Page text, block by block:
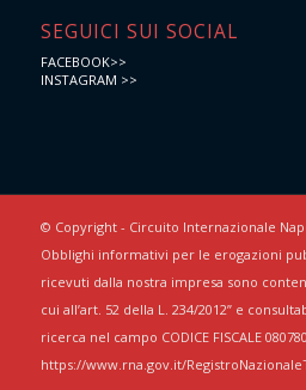
SEGUICI SUI SOCIAL
FACEBOOK>>
INSTAGRAM >>
© Copyright - Circuito Internazionale
Obblighi informativi per le erogazioni
ricevuti dalla nostra impresa sono
cui all’art. 52 della L. 234/2012” e
ricerca nel campo CODICE FISCALE
https://www.rna.gov.it/